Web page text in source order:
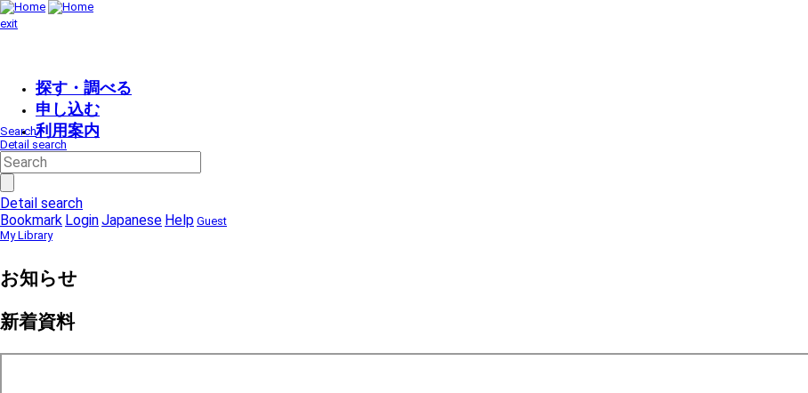
exit
探す・調べる
申し込む
利用案内
Search
Detail search
Detail search
Bookmark LoginJapanese Help Guest
My Library
お知らせ
新着資料